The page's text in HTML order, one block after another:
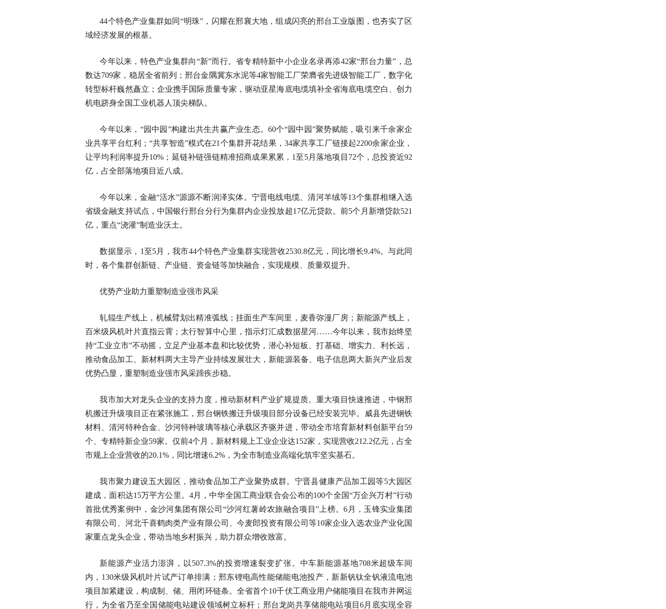
44个特色产业集群如同“明珠”，闪耀在邢襄大地，组成闪亮的邢台工业版图，也夯实了区
域经济发展的根基。
今年以来，特色产业集群向“新”而行。省专精特新中小企业名录再添42家“邢台力量”，总
数达709家，稳居全省前列；邢台金隅冀东水泥等4家智能工厂荣膺省先进级智能工厂，数字化
转型标杆巍然矗立；企业携手国际质量专家，驱动亚星海底电缆填补全省海底电缆空白、创力
机电跻身全国工业机器人顶尖梯队。
今年以来，“园中园”构建出共生共赢产业生态。60个“园中园”聚势赋能，吸引来千余家企
业共享平台红利；“共享智造”模式在21个集群开花结果，34家共享工厂链接起2200余家企业，
让平均利润率提升10%；延链补链强链精准招商成果累累，1至5月落地项目72个，总投资近92
亿，占全部落地项目近八成。
今年以来，金融“活水”源源不断润泽实体。宁晋电线电缆、清河羊绒等13个集群相继入选
省级金融支持试点，中国银行邢台分行为集群内企业投放超17亿元贷款。前5个月新增贷款521
亿，重点“浇灌”制造业沃土。
数据显示，1至5月，我市44个特色产业集群实现营收2530.8亿元，同比增长9.4%。与此同
时，各个集群创新链、产业链、资金链等加快融合，实现规模、质量双提升。
优势产业助力重塑制造业强市风采
轧辊生产线上，机械臂划出精准弧线；挂面生产车间里，麦香弥漫厂房；新能源产线上，
百米级风机叶片直指云霄；太行智算中心里，指示灯汇成数据星河……今年以来，我市始终坚
持“工业立市”不动摇，立足产业基本盘和比较优势，潜心补短板、打基础、增实力、利长远，
推动食品加工、新材料两大主导产业持续发展壮大，新能源装备、电子信息两大新兴产业后发
优势凸显，重塑制造业强市风采蹄疾步稳。
我市加大对龙头企业的支持力度，推动新材料产业扩规提质。重大项目快速推进，中钢邢
机搬迁升级项目正在紧张施工，邢台钢铁搬迁升级项目部分设备已经安装完毕。威县先进钢铁
材料、清河特种合金、沙河特种玻璃等核心承载区齐驱并进，带动全市培育新材料创新平台59
个、专精特新企业59家。仅前4个月，新材料规上工业企业达152家，实现营收212.2亿元，占全
市规上企业营收的20.1%，同比增速6.2%，为全市制造业高端化筑牢坚实基石。
我市聚力建设五大园区，推动食品加工产业聚势成群。宁晋县健康产品加工园等5大园区
建成，面积达15万平方公里。4月，中华全国工商业联合会公布的100个全国“万企兴万村”行动
首批优秀案例中，金沙河集团有限公司“沙河红薯岭农旅融合项目”上榜。6月，玉锋实业集团
有限公司、河北千喜鹤肉类产业有限公司、今麦郎投资有限公司等10家企业入选农业产业化国
家重点龙头企业，带动当地乡村振兴，助力群众增收致富。
新能源产业活力澎湃，以507.3%的投资增速裂变扩张。中车新能源基地708米超级车间
内，130米级风机叶片试产订单排满；邢东锂电高性能储能电池投产，新新钒钛全钒液流电池
项目加紧建设，构成制、储、用闭环链条。全省首个10千伏工商业用户储能项目在我市并网运
行，为全省乃至全国储能电站建设领域树立标杆；邢台龙岗共享储能电站项目6月底实现全容